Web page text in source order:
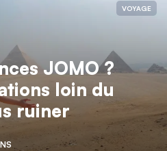
VOYAGE
JOMO ?
loin du
ruiner